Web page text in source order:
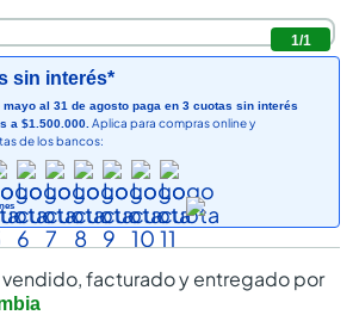
1/1
sin interés*
mayo al 31 de agosto paga en 3 cuotas sin interés
a $1.500.000. Aplica para compras online y
de los bancos:
facturado y entregado por